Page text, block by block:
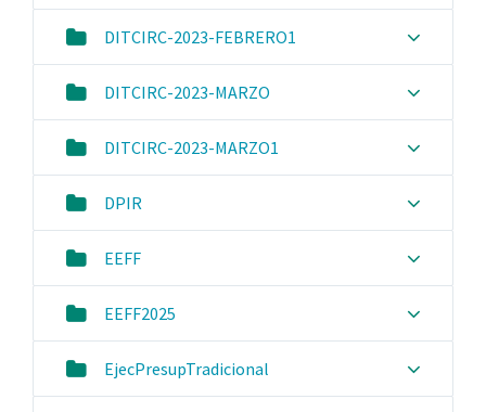
DITCIRC-2023-FEBRERO1
DITCIRC-2023-MARZO
DITCIRC-2023-MARZO1
DPIR
EEFF
EEFF2025
EjecPresupTradicional